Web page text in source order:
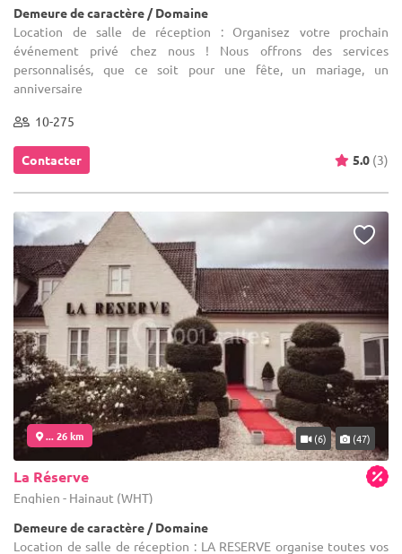
Demeure de caractère / Domaine
Location de salle de réception : Organisez votre prochain
événement privé chez nous ! Nous offrons des services
personnalisés, que ce soit pour une fête, un mariage, un
anniversaire
10-275
Contacter 5.0 (3)
... 26 km (6) (47)
La Réserve
Enghien - Hainaut (WHT)
Demeure de caractère / Domaine
Location de salle de réception : LA RESERVE organise toutes vos